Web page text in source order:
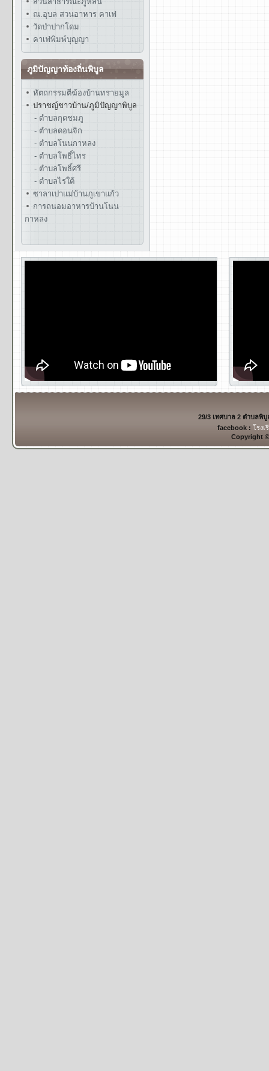
ณ.อุบล สวนอาหาร คาเฟ่
วัดป่าปากโดม
คาเฟ่พิมพ์บุญญา
ภูมิปัญญาท้องถิ่นพิบูล
หัตถกรรมตีฆ้องบ้านทรายมูล
ปราชญ์ชาวบ้าน/ภูมิปัญญาพิบูล
- ตำบลกุดชมภู
- ตำบลดอนจิก
- ตำบลโนนกาหลง
- ตำบลโพธิ์ไทร
- ตำบลโพธิ์ศรี
- ตำบลไร่ใต้
ซาลาเปาแม่บ้านภูเขาแก้ว
การถนอมอาหารบ้านโนน
กาหลง
29/3 เทศบาล 2 ตำบลพิ
facebook : โรงเ
Copyright